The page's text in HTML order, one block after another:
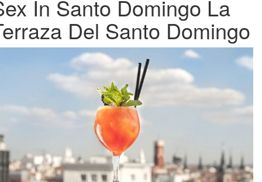
In Santo Domingo La
Del Santo Domingo